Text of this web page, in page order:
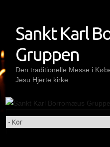
contentSankt Karl
Gruppen
Den traditionelle Messe i
Jesu Hjerte kirke